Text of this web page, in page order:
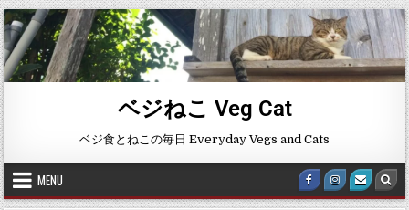
ベジねこ Veg Cat
ベジ食とねこの毎日 Everyday Vegs and Cats
MENU